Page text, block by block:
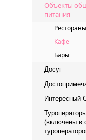
Объекты
питания
Рестораны
Кафе
Бары
Досуг
Интересный
(включены в